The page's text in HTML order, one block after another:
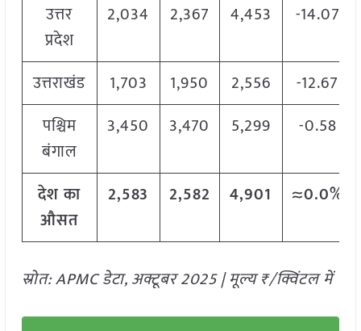
उत्तर
प्रदेश
2,034 2,367 4,453 -14.07
उत्तराखंड 1,703 1,950 2,556
-12.67
पश्चिम
बंगाल
3,450 3,470 5,299 -0.58
देश का
औसत
2,583 2,582 4,901 ≈0.0%
स्रोत: APMC डेटा, अक्टूबर 2025 | मूल्य ₹/क्विंटल में